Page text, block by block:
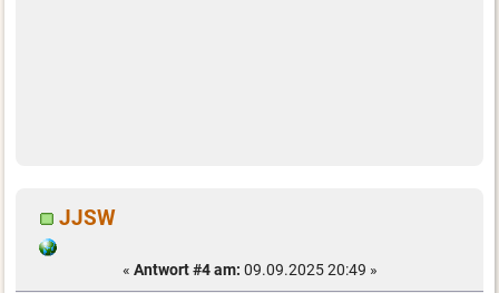
JJSW
« Antwort #4 am: 09.09.2025 20:49 »